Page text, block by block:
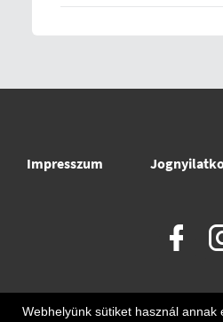
Impresszum
Webhelyünk sütiket használ